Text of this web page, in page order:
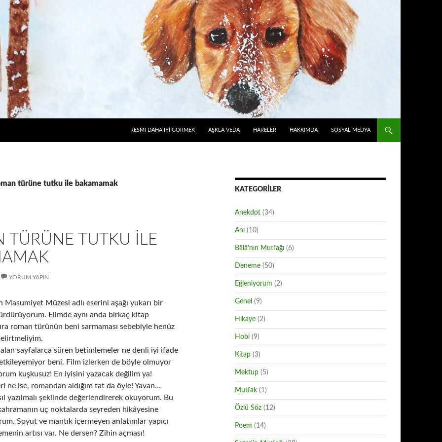
RESMI DAHA İYI GÖRMEK AŞKLA VEDA HARELER HAKKIMDA SOSYAL MEDYA
türüne tutku ile bakamamak
TÜRÜNE TUTKU İLE
YORUM YAPIN
Masumiyet Müzesi adlı eserini aşağı yukarı bir
Elimde aynı anda birkaç kitap
roman türünün beni sarmaması sebebiyle henüz
alan sayfalarca süren betimlemeler ne denli iyi ifade
beni. Film izlerken de böyle olmuyor
kuşkusuz! En iyisini yazacak değilim ya!
ne ise, romandan aldığım tat da öyle! Yavan…
yazılmalı şeklinde değerlendirerek okuyorum. Bu
uç noktalarda seyreden hikâyesine
Soyut ve mantık içermeyen anlatımlar yapıcı
artısı var. Ne dersen? Zihin açması!
KATEGORILER
Anekdot (34)
Anı (10)
Bâlâ'nın Mutfağı (6)
Deneme (50)
Eğleniyorum (2)
Genel (9)
Hikaye (2)
Hobi (9)
Kitap (3)
Mektup (5)
Mutfak (1)
Özlü Söz (12)
Poem (14)